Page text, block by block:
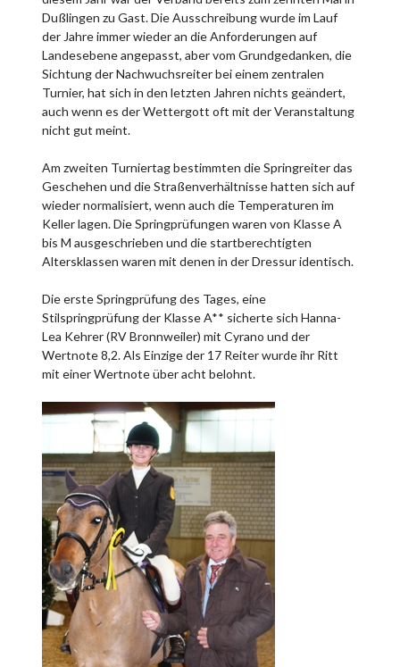
Dußlingen zu Gast. Die Ausschreibung wurde im Lauf
der Jahre immer wieder an die Anforderungen auf
Landesebene angepasst, aber vom Grundgedanken, die
Sichtung der Nachwuchsreiter bei einem zentralen
Turnier, hat sich in den letzten Jahren nichts geändert,
auch wenn es der Wettergott oft mit der Veranstaltung
nicht gut meint.
Am zweiten Turniertag bestimmten die Springreiter das
Geschehen und die Straßenverhältnisse hatten sich auf
wieder normalisiert, wenn auch die Temperaturen im
Keller lagen. Die Springprüfungen waren von Klasse A
bis M ausgeschrieben und die startberechtigten
Altersklassen waren mit denen in der Dressur identisch.
Die erste Springprüfung des Tages, eine
Stilspringprüfung der Klasse A** sicherte sich Hanna-
Lea Kehrer (RV Bronnweiler) mit Cyrano und der
Wertnote 8,2. Als Einzige der 17 Reiter wurde ihr Ritt
mit einer Wertnote über acht belohnt.